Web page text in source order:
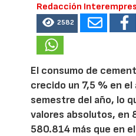
Redacción
2582
El consumo de
crecido un 7,5 % en
semestre del año, lo
valores absolutos, en
580.814 más que en